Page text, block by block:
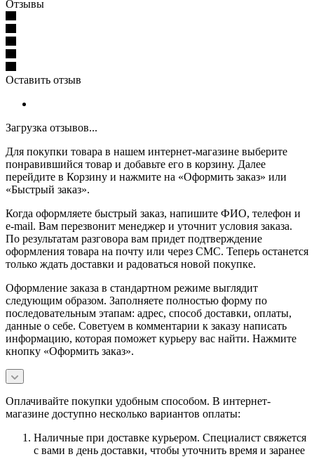
Отзывы
Оставить отзыв
Загрузка отзывов...
Для покупки товара в нашем интернет-магазине выберите
понравившийся товар и добавьте его в корзину. Далее
перейдите в Корзину и нажмите на «Оформить заказ» или
«Быстрый заказ».
Когда оформляете быстрый заказ, напишите ФИО, телефон и
e-mail. Вам перезвонит менеджер и уточнит условия заказа.
По результатам разговора вам придет подтверждение
оформления товара на почту или через СМС. Теперь останется
только ждать доставки и радоваться новой покупке.
Оформление заказа в стандартном режиме выглядит
следующим образом. Заполняете полностью форму по
последовательным этапам: адрес, способ доставки, оплаты,
данные о себе. Советуем в комментарии к заказу написать
информацию, которая поможет курьеру вас найти. Нажмите
кнопку «Оформить заказ».
Оплачивайте покупки удобным способом. В интернет-
магазине доступно несколько вариантов оплаты:
Наличные при доставке курьером. Специалист свяжется
с вами в день доставки, чтобы уточнить время и заранее